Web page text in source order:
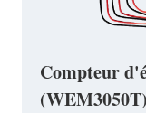
Compteur
(WEM3050T)